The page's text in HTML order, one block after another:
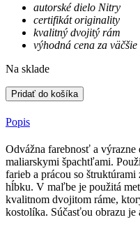
autorské dielo Nitry
certifikát originality
kvalitný dvojitý rám
výhodná cena za
Na sklade
Pridať do košíka
Popis
Odvážna farebnosť a
maliarskymi špachtľami.
farieb a prácou so
hĺbku. V maľbe je použitá
kvalitnom dvojitom ráme,
kostolíka. Súčasťou obrazu